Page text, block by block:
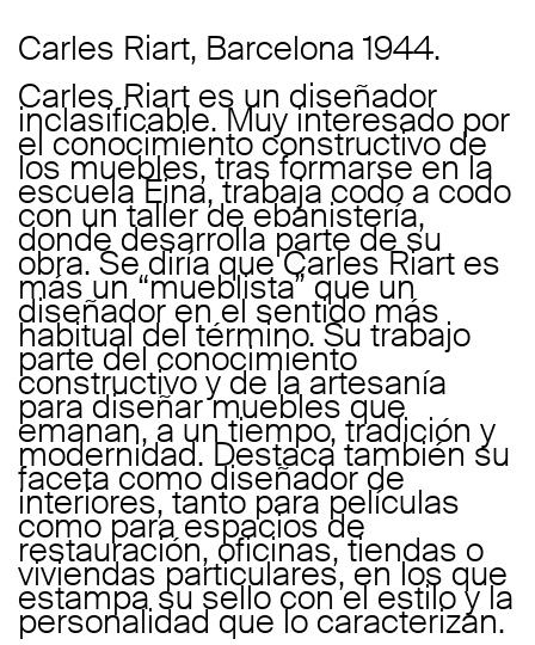
Carles Riart, Barcelona 1944.
Carles Riart es un diseñador
inclasificable. Muy interesado por
el conocimiento constructivo de
los muebles, tras formarse en la
escuela Eina, trabaja codo a codo
con un taller de ebanistería,
donde desarrolla parte de su
obra. Se diría que Carles Riart es
más un “mueblista” que un
diseñador en el sentido más
habitual del término. Su trabajo
parte del conocimiento
constructivo y de la artesanía
para diseñar muebles que
emanan, a un tiempo, tradición y
modernidad. Destaca también su
faceta como diseñador de
interiores, tanto para películas
como para espacios de
restauración, oficinas, tiendas o
viviendas particulares, en los que
estampa su sello con el estilo y la
personalidad que lo caracterizan.